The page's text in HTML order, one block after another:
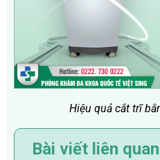
Hiệu quả cắt trĩ
Bài viết liên quan